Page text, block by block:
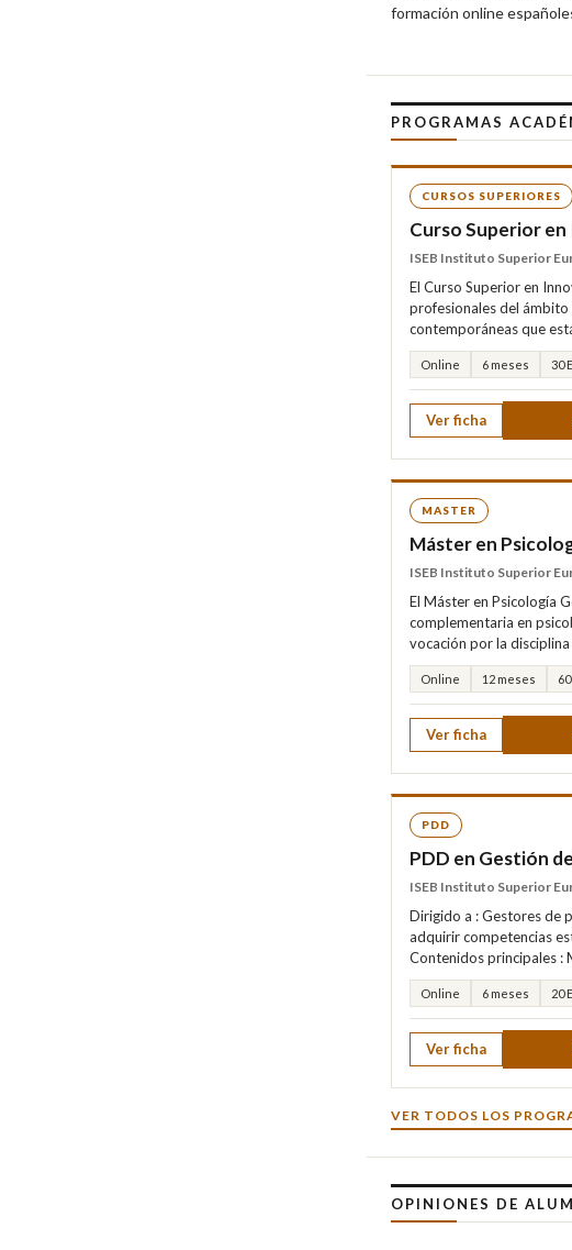
formación online
PROGRAMAS
CURSOS SUPERIORES
Curso Superior
ISEB Instituto Superior
El Curso Superior en
profesionales del
contemporáneas que
Online 6 meses 30
Ver ficha
MASTER
Máster en
ISEB Instituto Superior
El Máster en Psicología
complementaria en
vocación por la
Online 12 meses
Ver ficha
PDD
PDD en Gestión
ISEB Instituto Superior
Dirigido a : Gestores de
adquirir competencias
Contenidos principales :
Online 6 meses 20
Ver ficha
VER TODOS LOS
OPINIONES DE